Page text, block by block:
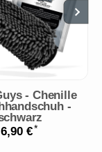
- Chenille
-
6,90 €*